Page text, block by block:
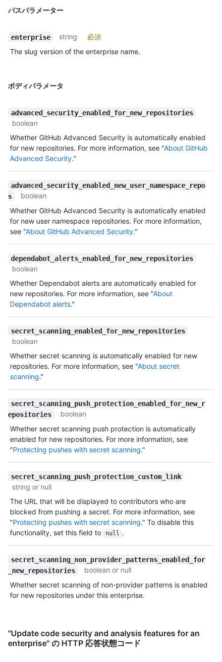
パスパラメーター
enterprise string
必須
The slug version of the enterprise name.
ボディパラメータ
advanced_security_enabled_for_new_repositories
boolean
Whether GitHub Advanced Security is automatically enabled
for new repositories. For more information, see "About GitHub
Advanced Security."
advanced_security_enabled_new_user_namespace_repo
s
boolean
Whether GitHub Advanced Security is automatically enabled
for new user namespace repositories. For more information,
see "About GitHub Advanced Security."
dependabot_alerts_enabled_for_new_repositories
boolean
Whether Dependabot alerts are automatically enabled for
new repositories. For more information, see "About
Dependabot alerts."
secret_scanning_enabled_for_new_repositories
boolean
Whether secret scanning is automatically enabled for new
repositories. For more information, see "About secret
scanning."
secret_scanning_push_protection_enabled_for_new_r
epositories
boolean
Whether secret scanning push protection is automatically
enabled for new repositories. For more information, see
"Protecting pushes with secret scanning."
secret_scanning_push_protection_custom_link
string or null
The URL that will be displayed to contributors who are
blocked from pushing a secret. For more information, see
"Protecting pushes with secret scanning." To disable this
functionality, set this field to
null .
secret_scanning_non_provider_patterns_enabled_for
_new_repositories
boolean or null
Whether secret scanning of non-provider patterns is enabled
for new repositories under this enterprise.
"Update code security and analysis features for an
enterprise" の HTTP 応答状態コード